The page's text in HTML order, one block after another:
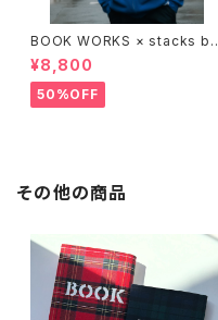
BOOK WORKS × stacks bo
okstore "Jimbocho Beat Li
brary zip up hood"
¥8,800
50%OFF
その他の商品